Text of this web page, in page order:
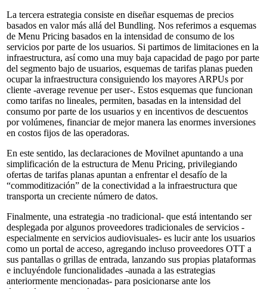
La tercera estrategia consiste en diseñar esquemas de precios
basados en valor más allá del Bundling. Nos referimos a esquemas
de Menu Pricing basados en la intensidad de consumo de los
servicios por parte de los usuarios. Si partimos de limitaciones en la
infraestructura, así como una muy baja capacidad de pago por parte
del segmento bajo de usuarios, esquemas de tarifas planas pueden
ocupar la infraestructura consiguiendo los mayores ARPUs por
cliente -average revenue per user-. Estos esquemas que funcionan
como tarifas no lineales, permiten, basadas en la intensidad del
consumo por parte de los usuarios y en incentivos de descuentos
por volúmenes, financiar de mejor manera las enormes inversiones
en costos fijos de las operadoras.
En este sentido, las declaraciones de Movilnet apuntando a una
simplificación de la estructura de Menu Pricing, privilegiando
ofertas de tarifas planas apuntan a enfrentar el desafío de la
“commoditización” de la conectividad a la infraestructura que
transporta un creciente número de datos.
Finalmente, una estrategia -no tradicional- que está intentando ser
desplegada por algunos proveedores tradicionales de servicios -
especialmente en servicios audiovisuales- es lucir ante los usuarios
como un portal de acceso, agregando incluso proveedores OTT a
sus pantallas o grillas de entrada, lanzando sus propias plataformas
e incluyéndole funcionalidades -aunada a las estrategias
anteriormente mencionadas- para posicionarse ante los